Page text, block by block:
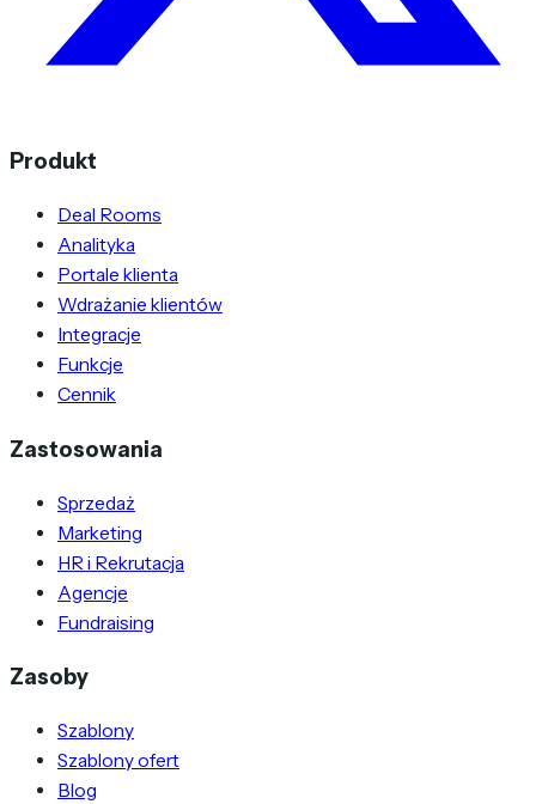
Produkt
Deal Rooms
Analityka
Portale klienta
Wdrażanie klientów
Integracje
Funkcje
Cennik
Zastosowania
Sprzedaż
Marketing
HR i Rekrutacja
Agencje
Fundraising
Zasoby
Szablony
Szablony ofert
Blog